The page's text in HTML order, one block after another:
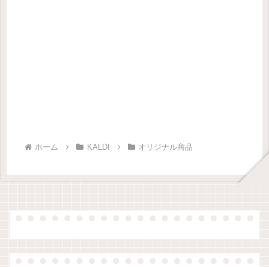
ホーム KALDI オリジナル商品